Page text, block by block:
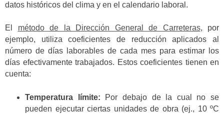
datos históricos del clima y en el calendario laboral.
El método de la Dirección General de Carreteras, por
ejemplo, utiliza coeficientes de reducción aplicados al
número de días laborables de cada mes para estimar los
días efectivamente trabajados. Estos coeficientes tienen en
cuenta:
Temperatura límite: Por debajo de la cual no se
pueden ejecutar ciertas unidades de obra (ej., 10 ºC